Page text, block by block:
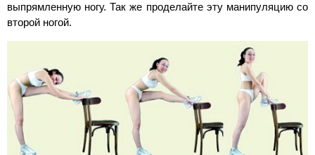
выпрямленную ногу. Так же проделайте эту манипуляцию со
второй ногой.